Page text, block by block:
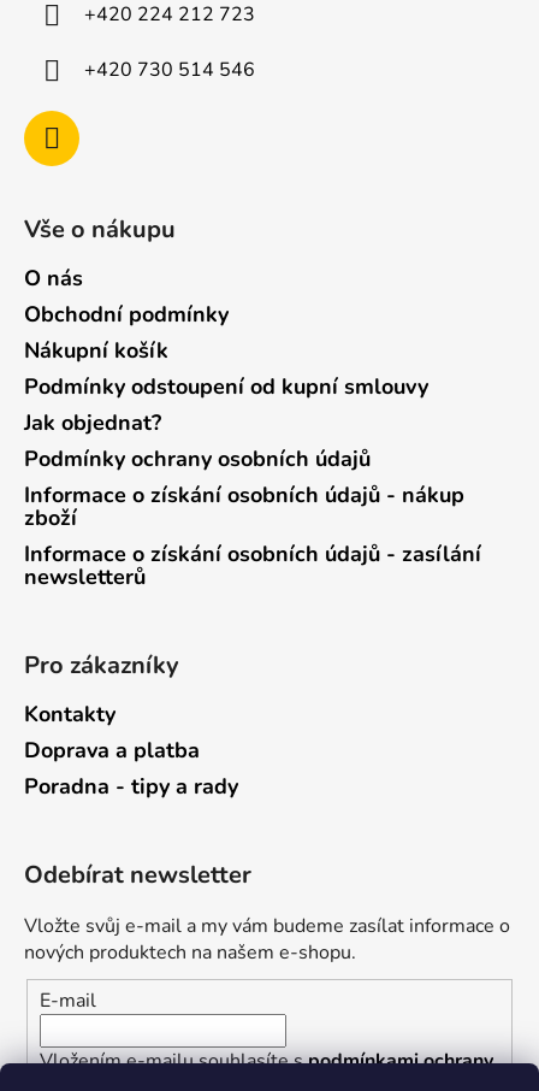
+420 224 212 723
+420 730 514 546
Vše o nákupu
O nás
Obchodní podmínky
Nákupní košík
Podmínky odstoupení od kupní smlouvy
Jak objednat?
Podmínky ochrany osobních údajů
Informace o získání osobních údajů - nákup
zboží
Informace o získání osobních údajů - zasílání
newsletterů
Pro zákazníky
Kontakty
Doprava a platba
Poradna - tipy a rady
Odebírat newsletter
Vložte svůj e-mail a my vám budeme zasílat informace o
nových produktech na našem e-shopu.
E-mail
Vložením e-mailu souhlasíte spodmínkami ochrany